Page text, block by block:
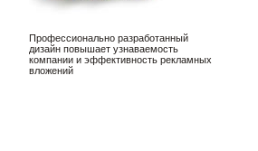
Профессионально разработанный
дизайн повышает узнаваемость
компании и эффективность рекламных
вложений